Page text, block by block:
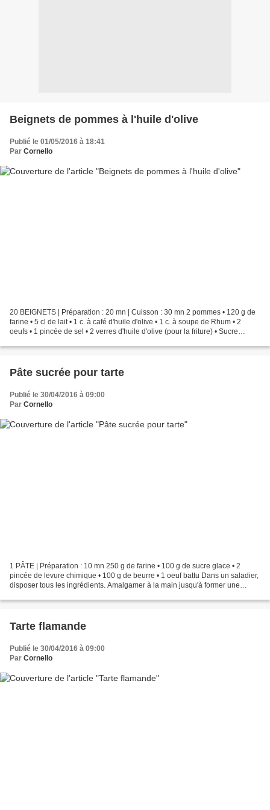
Beignets de pommes à l'huile d'olive
Publié le 01/05/2016 à 18:41
Par Cornello
20 BEIGNETS | Préparation : 20 mn | Cuisson : 30 mn 2 pommes • 120 g de
farine • 5 cl de lait • 1 c. à café d'huile d'olive • 1 c. à soupe de Rhum • 2
oeufs • 1 pincée de sel • 2 verres d'huile d'olive (pour la friture) • Sucre
Pâte sucrée pour tarte
Publié le 30/04/2016 à 09:00
Par Cornello
1 PÂTE | Préparation : 10 mn 250 g de farine • 100 g de sucre glace • 2
pincée de levure chimique • 100 g de beurre • 1 oeuf battu Dans un saladier,
disposer tous les ingrédients. Amalgamer à la main jusqu'à former une
Tarte flamande
Publié le 30/04/2016 à 09:00
Par Cornello